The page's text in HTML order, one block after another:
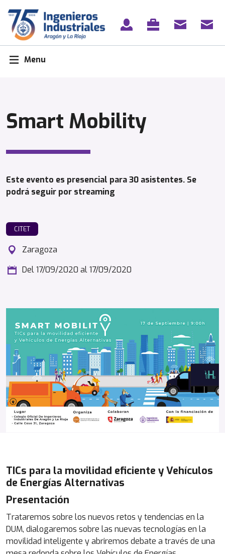
content
Menu
Smart Mobility
Este evento es presencial para 30 asistentes. Se
podrá seguir por streaming
CITET
Zaragoza
Del 17/09/2020 al 17/09/2020
TICs para la movilidad eficiente y Vehículos
de Energías Alternativas
Presentación
Trataremos sobre los nuevos retos y tendencias en la
DUM, dialogaremos sobre las nuevas tecnologías en la
movilidad inteligente y abriremos debate a través de una